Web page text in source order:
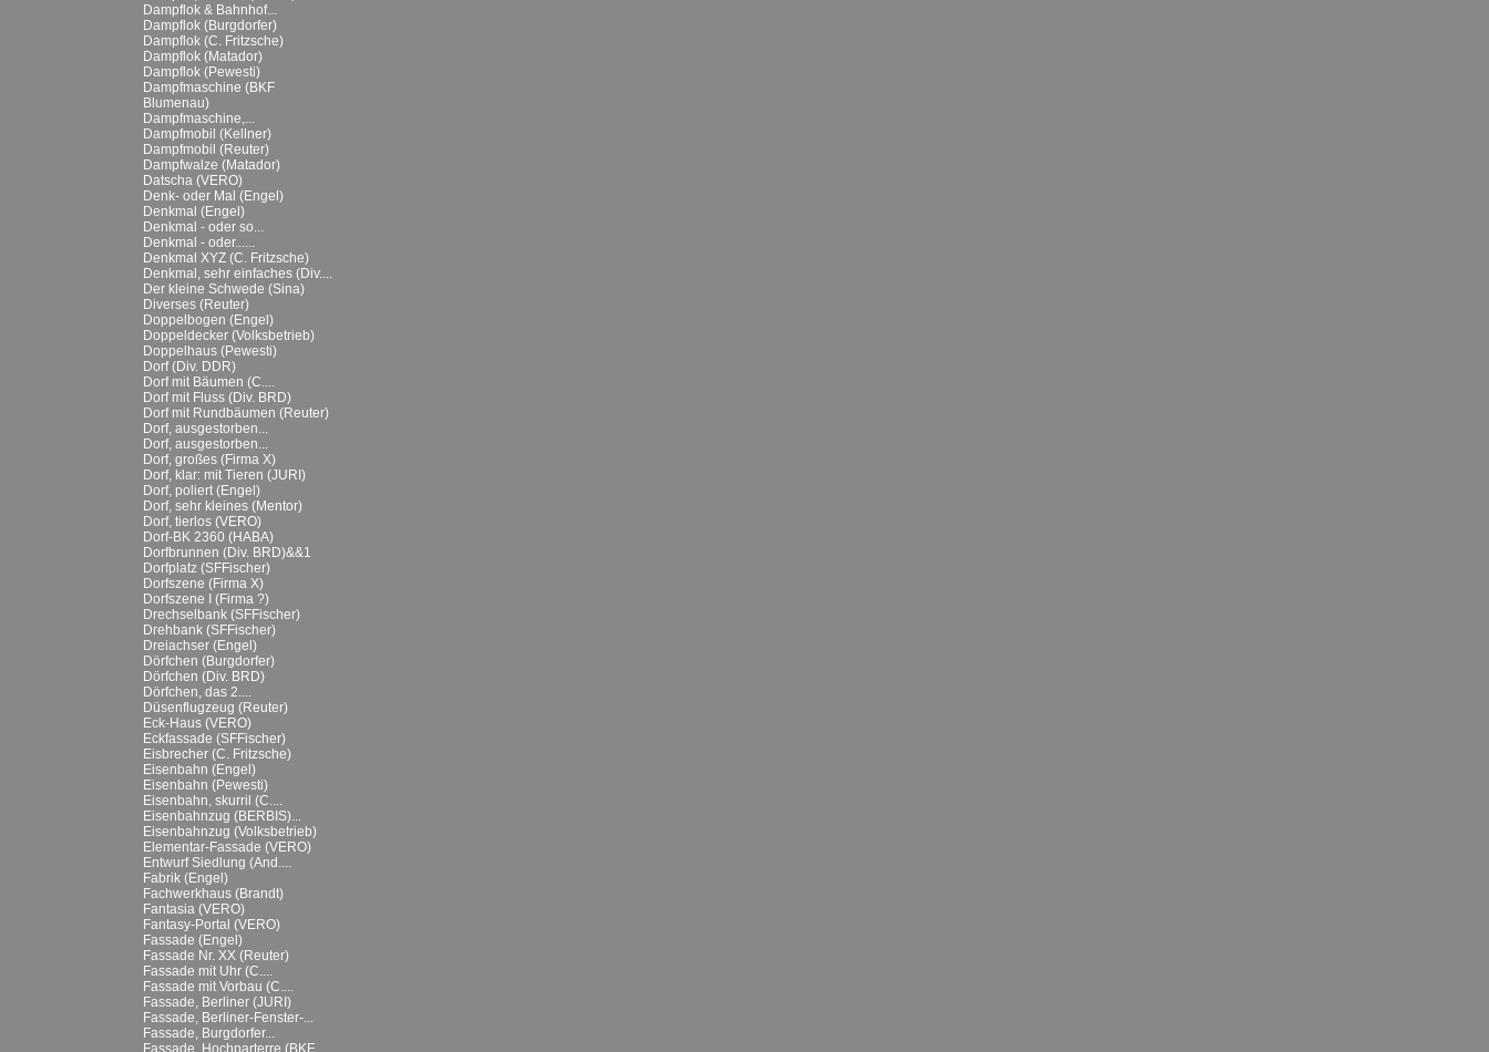
Dampflok & Bahnhof...
Dampflok (Burgdorfer)
Dampflok (C. Fritzsche)
Dampflok (Matador)
Dampflok (Pewesti)
Dampfmaschine (BKF
Blumenau)
Dampfmaschine,...
Dampfmobil (Kellner)
Dampfmobil (Reuter)
Dampfwalze (Matador)
Datscha (VERO)
Denk- oder Mal (Engel)
Denkmal (Engel)
Denkmal - oder so...
Denkmal - oder......
Denkmal XYZ (C. Fritzsche)
Denkmal, sehr einfaches (Div....
Der kleine Schwede (Sina)
Diverses (Reuter)
Doppelbogen (Engel)
Doppeldecker (Volksbetrieb)
Doppelhaus (Pewesti)
Dorf (Div. DDR)
Dorf mit Bäumen (C....
Dorf mit Fluss (Div. BRD)
Dorf mit Rundbäumen (Reuter)
Dorf, ausgestorben...
Dorf, ausgestorben...
Dorf, großes (Firma X)
Dorf, klar: mit Tieren (JURI)
Dorf, poliert (Engel)
Dorf, sehr kleines (Mentor)
Dorf, tierlos (VERO)
Dorf-BK 2360 (HABA)
Dorfbrunnen (Div. BRD)&&1
Dorfplatz (SFFischer)
Dorfszene (Firma X)
Dorfszene I (Firma ?)
Drechselbank (SFFischer)
Drehbank (SFFischer)
Dreiachser (Engel)
Dörfchen (Burgdorfer)
Dörfchen (Div. BRD)
Dörfchen, das 2....
Düsenflugzeug (Reuter)
Eck-Haus (VERO)
Eckfassade (SFFischer)
Eisbrecher (C. Fritzsche)
Eisenbahn (Engel)
Eisenbahn (Pewesti)
Eisenbahn, skurril (C....
Eisenbahnzug (BERBIS)...
Eisenbahnzug (Volksbetrieb)
Elementar-Fassade (VERO)
Entwurf Siedlung (And....
Fabrik (Engel)
Fachwerkhaus (Brandt)
Fantasia (VERO)
Fantasy-Portal (VERO)
Fassade (Engel)
Fassade Nr. XX (Reuter)
Fassade mit Uhr (C....
Fassade mit Vorbau (C....
Fassade, Berliner (JURI)
Fassade, Berliner-Fenster-...
Fassade, Burgdorfer...
Fassade, Hochparterre (BKF...